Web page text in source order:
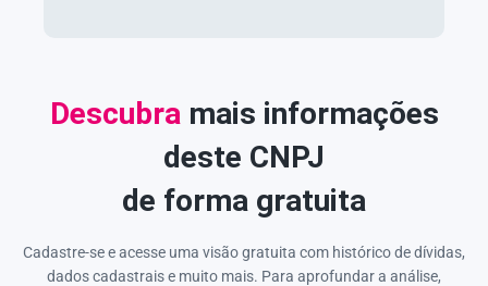
Descubra mais informações
deste CNPJ
de forma gratuita
Cadastre-se e acesse uma visão gratuita com histórico de dívidas,
dados cadastrais e muito mais. Para aprofundar a análise,